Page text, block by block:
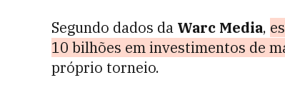
Segundo dados da Warc Media,
10 bilhões em investimentos de
próprio torneio.